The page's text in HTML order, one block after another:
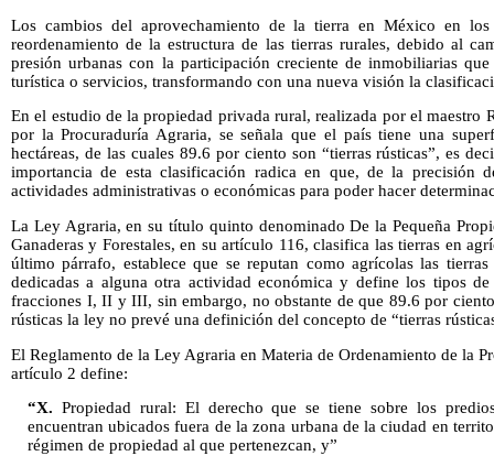
Los cambios del aprovechamiento de la tierra en México en
reordenamiento de la estructura de las tierras rurales, debido al
presión urbanas con la participación creciente de inmobiliarias
turística o servicios, transformando con una nueva visión la
En el estudio de la propiedad privada rural, realizada por el maestro
por la Procuraduría Agraria, se señala que el país tiene una
hectáreas, de las cuales 89.6 por ciento son “tierras rústicas”, es
importancia de esta clasificación radica en que, de la precisión
actividades administrativas o económicas para poder hacer
La Ley Agraria, en su título quinto denominado De la Pequeña
Ganaderas y Forestales, en su artículo 116, clasifica las tierras en
último párrafo, establece que se reputan como agrícolas las
dedicadas a alguna otra actividad económica y define los tipos
fracciones I, II y III, sin embargo, no obstante de que 89.6 por
rústicas la ley no prevé una definición del concepto de “tierras
El Reglamento de la Ley Agraria en Materia de Ordenamiento de la
artículo 2 define:
“X. Propiedad rural: El derecho que se tiene sobre los
encuentran ubicados fuera de la zona urbana de la ciudad en
régimen de propiedad al que pertenezcan, y”